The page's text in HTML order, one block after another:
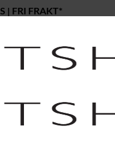
| FRI FRAKT*